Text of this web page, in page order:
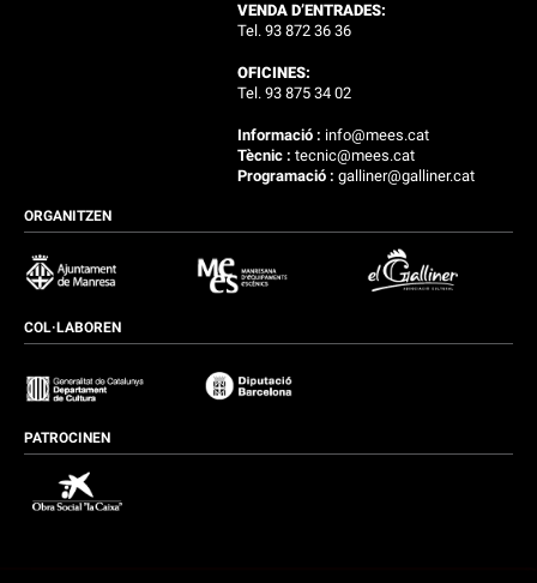
VENDA D’ENTRADES:
Tel. 93 872 36 36
OFICINES:
Tel. 93 875 34 02
Informació : info@mees.cat
Tècnic :tecnic@mees.cat
Programació :galliner@galliner.cat
ORGANITZEN
COL·LABOREN
PATROCINEN